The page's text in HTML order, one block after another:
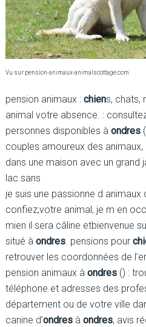
Vu sur pension-animaux-animalscottage.com
pension animaux : chiens, chats,
animal votre absence. :
personnes disponibles à ondres
couples amoureux des
dans une maison avec un grand
lac sans
je suis une passionne d
confiez,votre animal, je m en
mien il sera câline etbienvenue
situé à ondres. pensions pour
retrouver les coordonnées de
pension animaux à ondres() :
téléphone et adresses des
département ou de votre ville
canine d’ondresà ondres, avis